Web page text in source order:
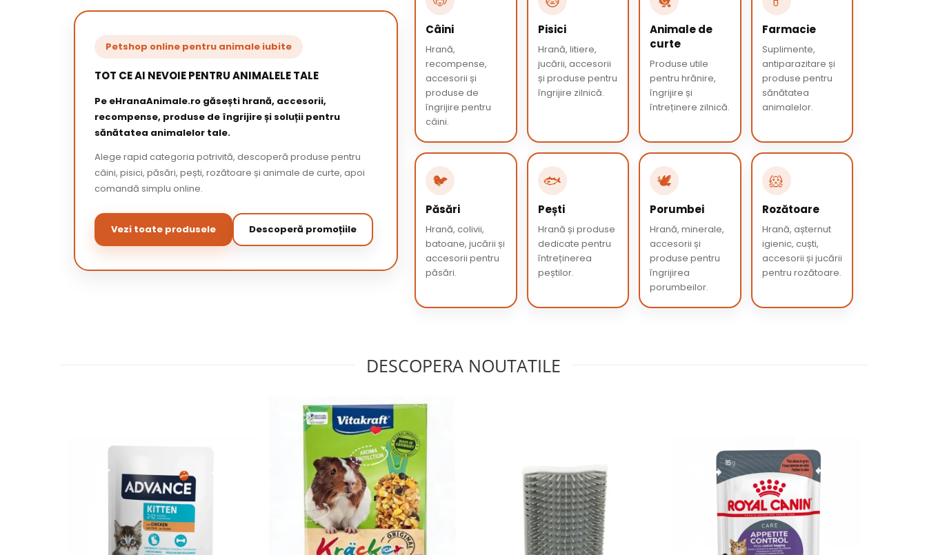
Petshop online pentru animale iubite
TOT CE AI NEVOIE PENTRU ANIMALELE TALE
Pe eHranaAnimale.ro găsești hrană, accesorii,
recompense, produse de îngrijire și soluții pentru
sănătatea animalelor tale.
Alege rapid categoria potrivită, descoperă produse pentru
câini, pisici, păsări, pești, rozătoare și animale de curte, apoi
comandă simplu online.
Vezi toate produsele Descoperă promoțiile
Câini
Hrană,
recompense,
accesorii și
produse de
îngrijire pentru
câini.
Pisici
Hrană, litiere,
jucării, accesorii
și produse pentru
îngrijire zilnică.
Animale de
curte
Produse utile
pentru hrănire,
îngrijire și
întreținere zilnică.
Farmacie
Suplimente,
antiparazitare și
produse pentru
sănătatea
animalelor.
🐦
Păsări
Hrană, colivii,
batoane, jucării și
accesorii pentru
păsări.
🐟
Pești
Hrană și produse
dedicate pentru
întreținerea
peștilor.
🕊️
Porumbei
Hrană, minerale,
accesorii și
produse pentru
îngrijirea
porumbeilor.
🐹
Rozătoare
Hrană, așternut
igienic, cuști,
accesorii și jucării
pentru rozătoare.
DESCOPERA NOUTATILE